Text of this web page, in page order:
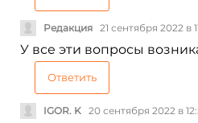
Редакция 21 сентября 2022 в
У все эти вопросы
Ответить
IGOR. K 20 сентября 2022 в